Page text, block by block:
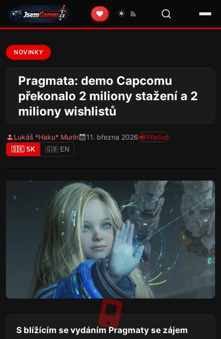
❤️ ☀️
NOVINKY
Pragmata: demo Capcomu
překonalo 2 miliony stažení a 2
miliony wishlistů
Lukáš *Haku* Murín 11. března 2026 Přečíst
🇸🇰 SK 🇬🇧 EN
S blížícím se vydáním Pragmaty se zájem